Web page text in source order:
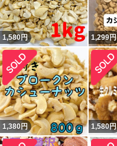
1,580円 1,299円
1,380円 1,580円